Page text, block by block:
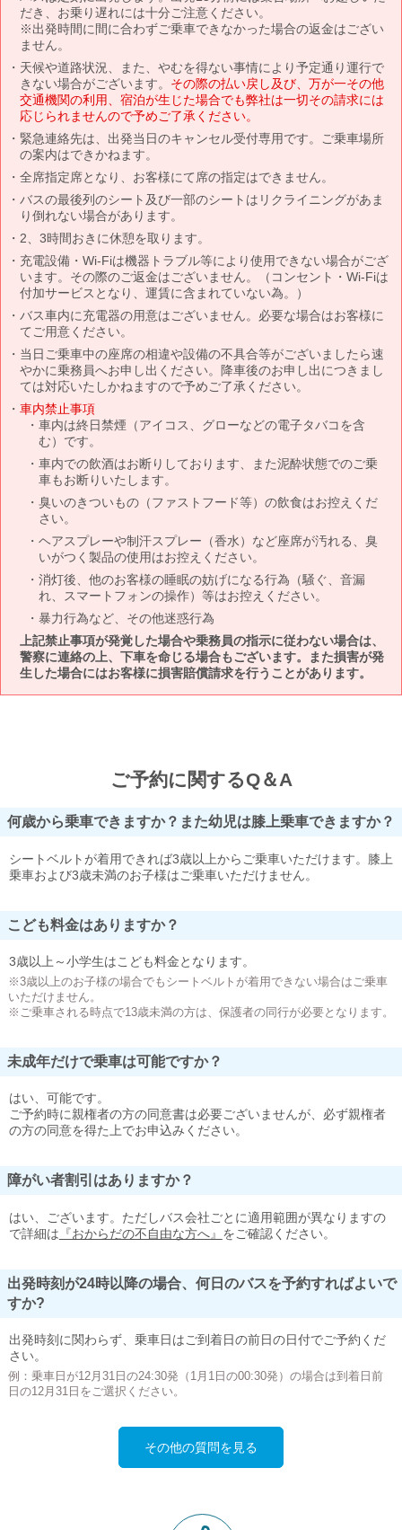
だき、お乗り遅れには十分ご注意ください。
※出発時間に間に合わずご乗車できなかった場合の返金はござい
ません。
天候や道路状況、また、やむを得ない事情により予定通り運行で
きない場合がございます。 その際の払い戻し及び、万が一その他
交通機関の利用、宿泊が生じた場合でも弊社は一切その請求には
応じられませんので予めご了承ください。
緊急連絡先は、出発当日のキャンセル受付専用です。ご乗車場所
の案内はできかねます。
全席指定席となり、お客様にて席の指定はできません。
バスの最後列のシート及び一部のシートはリクライニングがあま
り倒れない場合があります。
2、3時間おきに休憩を取ります。
充電設備・Wi-Fiは機器トラブル等により使用できない場合がござ
います。その際のご返金はございません。（コンセント・Wi-Fiは
付加サービスとなり、運賃に含まれていない為。）
バス車内に充電器の用意はございません。必要な場合はお客様に
てご用意ください。
当日ご乗車中の座席の相違や設備の不具合等がございましたら速
やかに乗務員へお申し出ください。降車後のお申し出につきまし
ては対応いたしかねますので予めご了承ください。
車内禁止事項
車内は終日禁煙（アイコス、グローなどの電子タバコを含
む）です。
車内での飲酒はお断りしております、また泥酔状態でのご乗
車もお断りいたします。
臭いのきついもの（ファストフード等）の飲食はお控えくだ
さい。
ヘアスプレーや制汗スプレー（香水）など座席が汚れる、臭
いがつく製品の使用はお控えください。
消灯後、他のお客様の睡眠の妨げになる行為（騒ぐ、音漏
れ、スマートフォンの操作）等はお控えください。
暴力行為など、その他迷惑行為
上記禁止事項が発覚した場合や乗務員の指示に従わない場合は、
警察に連絡の上、下車を命じる場合もございます。また損害が発
生した場合にはお客様に損害賠償請求を行うことがあります。
ご予約に関するQ＆A
何歳から乗車できますか？また幼児は膝上乗車できますか？
シートベルトが着用できれば3歳以上からご乗車いただけます。膝上
乗車および3歳未満のお子様はご乗車いただけません。
こども料金はありますか？
3歳以上～小学生はこども料金となります。
※3歳以上のお子様の場合でもシートベルトが着用できない場合はご乗車
いただけません。
※ご乗車される時点で13歳未満の方は、保護者の同行が必要となります。
未成年だけで乗車は可能ですか？
はい、可能です。
ご予約時に親権者の方の同意書は必要ございませんが、必ず親権者
の方の同意を得た上でお申込みください。
障がい者割引はありますか？
はい、ございます。ただしバス会社ごとに適用範囲が異なりますの
で詳細は 『おからだの不自由な方へ』 をご確認ください。
出発時刻が24時以降の場合、何日のバスを予約すればよいで
すか?
出発時刻に関わらず、乗車日はご到着日の前日の日付でご予約くだ
さい。
例：乗車日が12月31日の24:30発（1月1日の00:30発）の場合は到着日前
日の12月31日をご選択ください。
その他の質問を見る